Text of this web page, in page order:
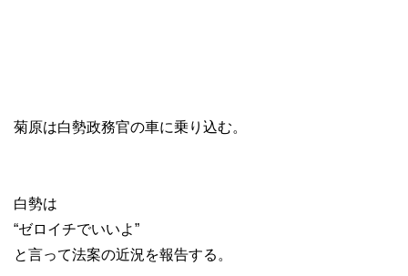
菊原は白勢政務官の車に乗り込む。
白勢は
“ゼロイチでいいよ”
と言って法案の近況を報告する。